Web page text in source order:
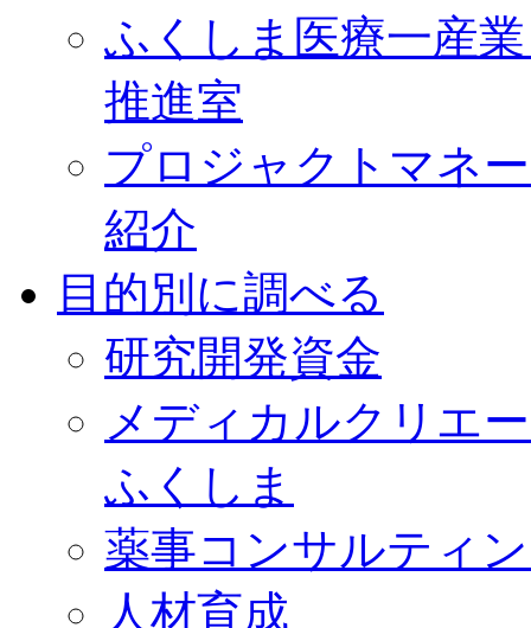
ふくしま医療一産
推進室
プロジャクトマネ
紹介
目的別に調べる
研究開発資金
メディカルクリエ
ふくしま
薬事コンサルティ
人材育成